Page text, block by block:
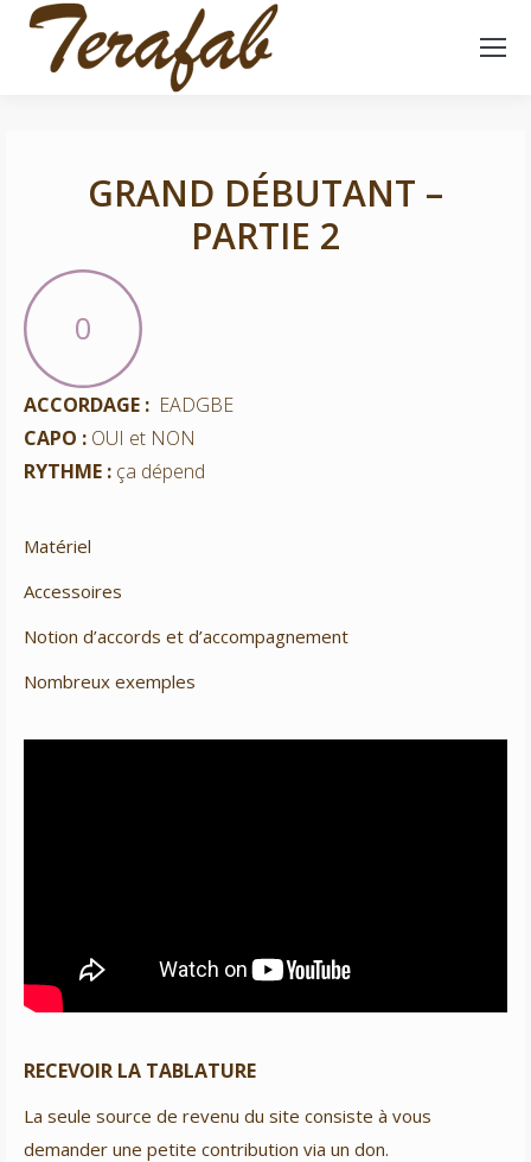
GRAND DÉBUTANT –
PARTIE 2
0
0
ACCORDAGE : EADGBE
CAPO : OUI et NON
RYTHME : ça dépend
Matériel
Accessoires
Notion d’accords et d’accompagnement
Nombreux exemples
RECEVOIR LA TABLATURE
La seule source de revenu du site consiste à vous
demander une petite contribution via un don.